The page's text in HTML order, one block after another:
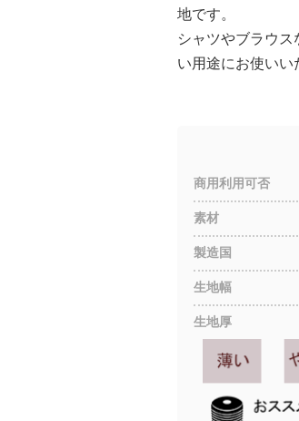
地です。
シャツやブラウ
い用途にお使いい
商用利用可否
素材
製造国
生地幅
生地厚